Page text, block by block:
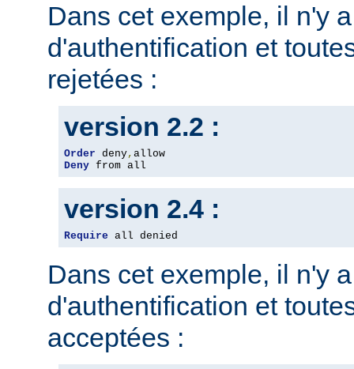
Dans cet exemple, il n'y
d'authentification et
rejetées :
version 2.2 :
Order deny,
Deny from all
version 2.4 :
Require all denied
Dans cet exemple, il n'y
d'authentification et
acceptées :